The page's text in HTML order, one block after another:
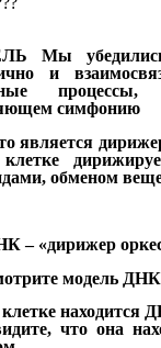
Мы
и
симфонию
является
обменом
– «дирижер
модель
находится
что она